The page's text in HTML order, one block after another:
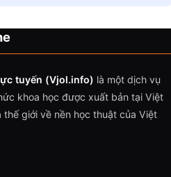
tuyến (Vjol.info) là một dịch vụ
khoa học được xuất bản tại Việt
giới về nền học thuật của Việt